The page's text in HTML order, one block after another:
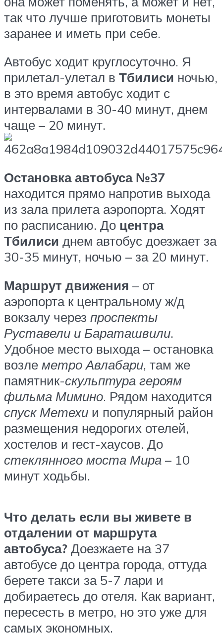
так что лучше приготовить монеты
заранее и иметь при себе.
Автобус ходит круглосуточно. Я
прилетал-улетал в Тбилиси ночью,
в это время автобус ходит с
интервалами в 30-40 минут, днем
чаще – 20 минут.
Остановка автобуса №37
находится прямо напротив выхода
из зала прилета аэропорта. Ходят
по расписанию. До центра
Тбилиси днем автобус доезжает за
30-35 минут, ночью – за 20 минут.
Маршрут движения – от
аэропорта к центральному ж/д
вокзалу через проспекты
Руставели и Бараташвили.
Удобное место выхода – остановка
возле метро Авлабари, там же
памятник-скульптура героям
фильма Мимино. Рядом находится
спуск Метехи и популярный район
размещения недорогих отелей,
хостелов и гест-хаусов. До
стеклянного моста Мира – 10
минут ходьбы.
Что делать если вы живете в
отдалении от маршрута
автобуса? Доезжаете на 37
автобусе до центра города, оттуда
берете такси за 5-7 лари и
добираетесь до отеля. Как вариант,
пересесть в метро, но это уже для
самых экономных.